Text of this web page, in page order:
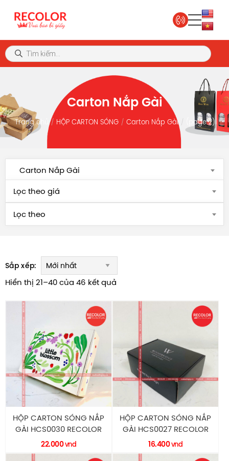
Carton Nắp Gài
Trang chủ HỘP CARTON SÓNG Carton Nắp Gài (page 2)
Carton Nắp Gài
Lọc theo giá
Lọc theo
Hiển thị 21–40 của 46 kết quả
Sắp xếp:
HỘP CARTON SÓNG NẮP
GÀI HCS0030 RECOLOR
22.000vnd
HỘP CARTON SÓNG NẮP
GÀI HCS0027 RECOLOR
16.400vnd